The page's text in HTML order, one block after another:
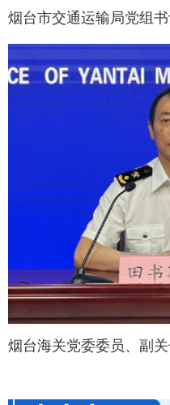
烟台市交通运输局党组
烟台海关党委委员、副